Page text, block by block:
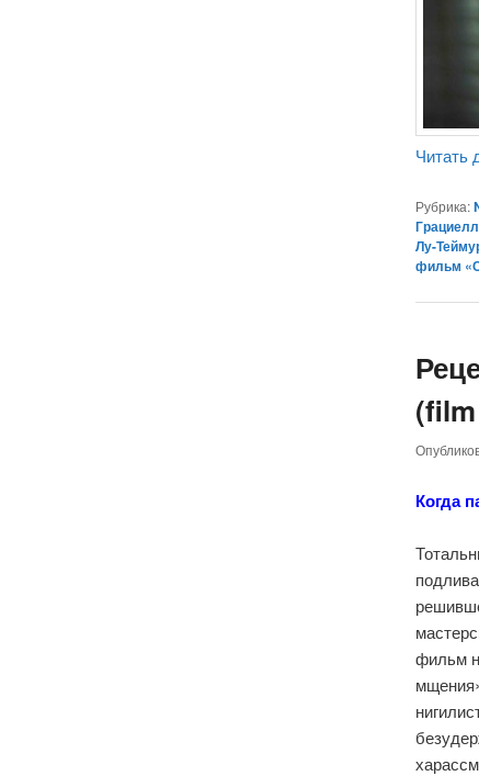
Читать
Рубрика:
Лу-
фильм
Когда
фильм